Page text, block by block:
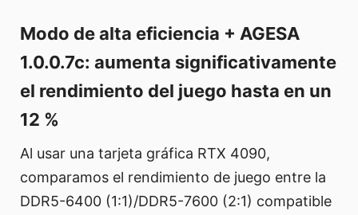
Modo de alta eficiencia + AGESA
1.0.0.7c: aumenta significativamente
el rendimiento del juego hasta en un
12 %
Al usar una tarjeta gráfica RTX 4090,
comparamos el rendimiento de juego entre la
DDR5-6400 (1:1)/DDR5-7600 (2:1) compatible